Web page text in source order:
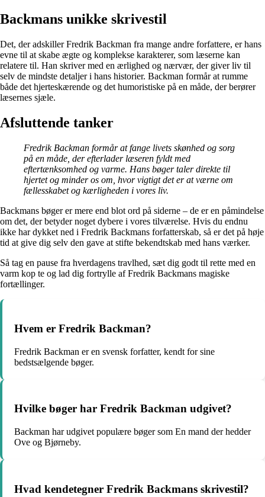
Backmans unikke skrivestil
Det, der adskiller Fredrik Backman fra mange andre forfattere, er hans
evne til at skabe ægte og komplekse karakterer, som læserne kan
relatere til. Han skriver med en ærlighed og nærvær, der giver liv til
selv de mindste detaljer i hans historier. Backman formår at rumme
både det hjerteskærende og det humoristiske på en måde, der berører
læsernes sjæle.
Afsluttende tanker
Fredrik Backman formår at fange livets skønhed og sorg
på en måde, der efterlader læseren fyldt med
eftertænksomhed og varme. Hans bøger taler direkte til
hjertet og minder os om, hvor vigtigt det er at værne om
fællesskabet og kærligheden i vores liv.
Backmans bøger er mere end blot ord på siderne – de er en påmindelse
om det, der betyder noget dybere i vores tilværelse. Hvis du endnu
ikke har dykket ned i Fredrik Backmans forfatterskab, så er det på høje
tid at give dig selv den gave at stifte bekendtskab med hans værker.
Så tag en pause fra hverdagens travlhed, sæt dig godt til rette med en
varm kop te og lad dig fortrylle af Fredrik Backmans magiske
fortællinger.
Hvem er Fredrik Backman?
Fredrik Backman er en svensk forfatter, kendt for sine
bedstsælgende bøger.
Hvilke bøger har Fredrik Backman udgivet?
Backman har udgivet populære bøger som En mand der hedder
Ove og Bjørneby.
Hvad kendetegner Fredrik Backmans skrivestil?